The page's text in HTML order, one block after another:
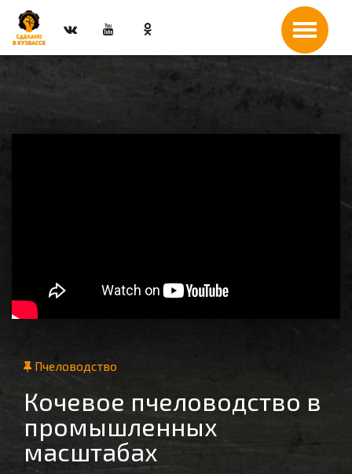
Пчеловодство
Кочевое пчеловодство в
промышленных
масштабах